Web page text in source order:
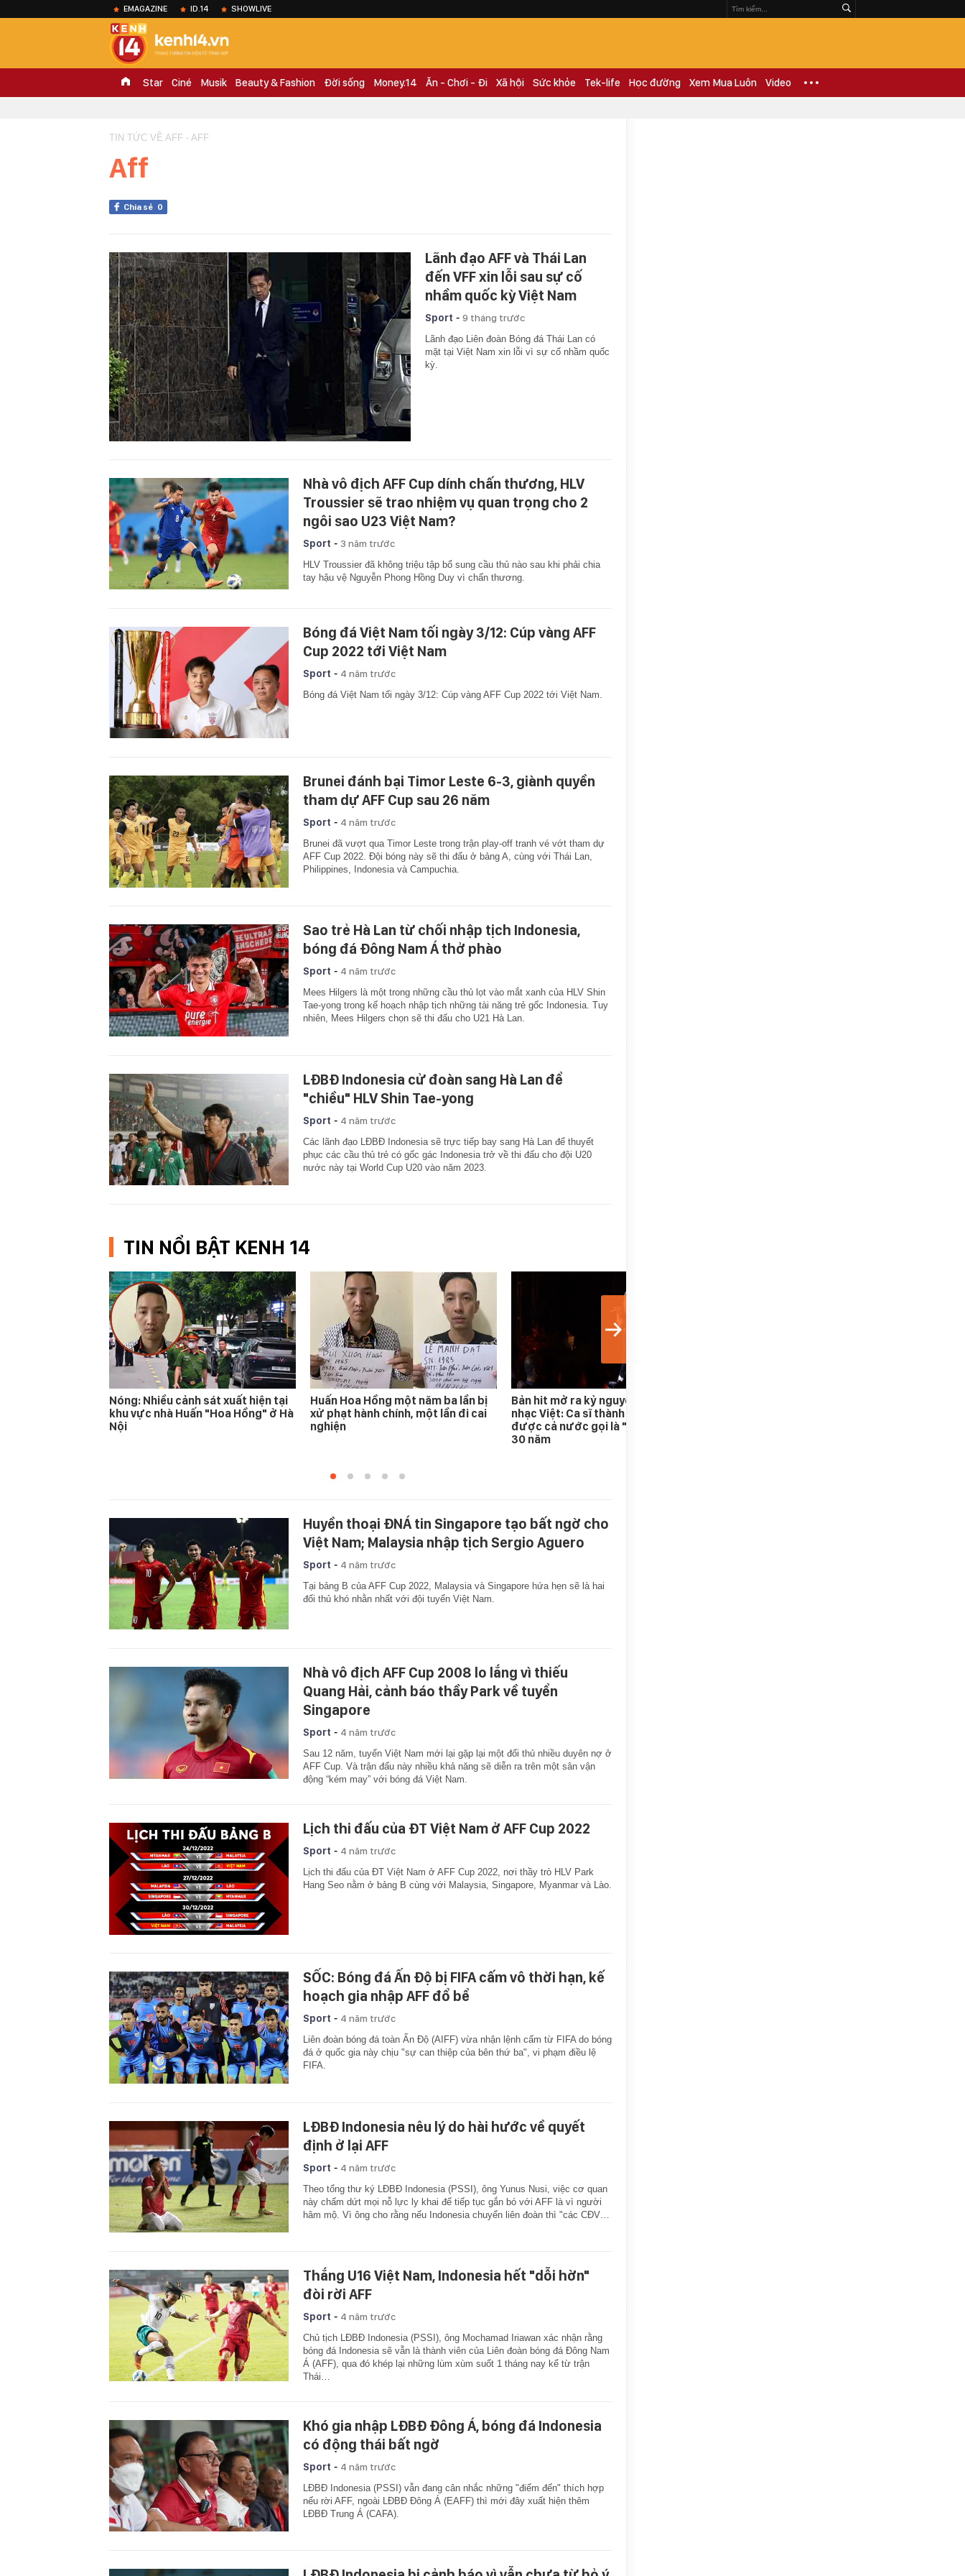
EMAGAZINE ID.14 SHOWLIVE
Star Ciné Musik Beauty & Fashion Đời sống Money.14 Ăn - Chơi - Đi Xã hội Sức khỏe Tek-life Học đường Xem Mua Luôn Video
TIN TỨC VỀ AFF - AFF
Aff
Chia sẻ 0
Lãnh đạo AFF và Thái Lan
đến VFF xin lỗi sau sự cố
nhầm quốc kỳ Việt Nam
Sport - 9 tháng trước
Lãnh đạo Liên đoàn Bóng đá Thái Lan có
mặt tại Việt Nam xin lỗi vì sự cố nhầm quốc
kỳ.
Nhà vô địch AFF Cup dính chấn thương, HLV
Troussier sẽ trao nhiệm vụ quan trọng cho 2
ngôi sao U23 Việt Nam?
Sport - 3 năm trước
HLV Troussier đã không triệu tập bổ sung cầu thủ nào sau khi phải chia
tay hậu vệ Nguyễn Phong Hồng Duy vì chấn thương.
Bóng đá Việt Nam tối ngày 3/12: Cúp vàng AFF
Cup 2022 tới Việt Nam
Sport - 4 năm trước
Bóng đá Việt Nam tối ngày 3/12: Cúp vàng AFF Cup 2022 tới Việt Nam.
Brunei đánh bại Timor Leste 6-3, giành quyền
tham dự AFF Cup sau 26 năm
Sport - 4 năm trước
Brunei đã vượt qua Timor Leste trong trận play-off tranh vé vớt tham dự
AFF Cup 2022. Đội bóng này sẽ thi đấu ở bảng A, cùng với Thái Lan,
Philippines, Indonesia và Campuchia.
Sao trẻ Hà Lan từ chối nhập tịch Indonesia,
bóng đá Đông Nam Á thở phào
Sport - 4 năm trước
Mees Hilgers là một trong những cầu thủ lọt vào mắt xanh của HLV Shin
Tae-yong trong kế hoạch nhập tịch những tài năng trẻ gốc Indonesia. Tuy
nhiên, Mees Hilgers chọn sẽ thi đấu cho U21 Hà Lan.
LĐBĐ Indonesia cử đoàn sang Hà Lan để
"chiều" HLV Shin Tae-yong
Sport - 4 năm trước
Các lãnh đạo LĐBĐ Indonesia sẽ trực tiếp bay sang Hà Lan để thuyết
phục các cầu thủ trẻ có gốc gác Indonesia trở về thi đấu cho đội U20
nước này tại World Cup U20 vào năm 2023.
TIN NỔI BẬT KENH 14
Nóng: Nhiều cảnh sát xuất hiện tại
khu vực nhà Huấn "Hoa Hồng" ở Hà
Nội
Huấn Hoa Hồng một năm ba lần bị
xử phạt hành chính, một lần đi cai
nghiện
Bản hit mở ra kỷ nguyên mới của
nhạc Việt: Ca sĩ thành hiện tượng
được cả nước gọi là "Anh Hai" gần
30 năm
Huyền thoại ĐNÁ tin Singapore tạo bất ngờ cho
Việt Nam; Malaysia nhập tịch Sergio Aguero
Sport - 4 năm trước
Tại bảng B của AFF Cup 2022, Malaysia và Singapore hứa hẹn sẽ là hai
đối thủ khó nhằn nhất với đội tuyển Việt Nam.
Nhà vô địch AFF Cup 2008 lo lắng vì thiếu
Quang Hải, cảnh báo thầy Park về tuyển
Singapore
Sport - 4 năm trước
Sau 12 năm, tuyển Việt Nam mới lại gặp lại một đối thủ nhiều duyên nợ ở
AFF Cup. Và trận đấu này nhiều khả năng sẽ diễn ra trên một sân vận
động “kém may” với bóng đá Việt Nam.
Lịch thi đấu của ĐT Việt Nam ở AFF Cup 2022
Sport - 4 năm trước
Lịch thi đấu của ĐT Việt Nam ở AFF Cup 2022, nơi thầy trò HLV Park
Hang Seo nằm ở bảng B cùng với Malaysia, Singapore, Myanmar và Lào.
SỐC: Bóng đá Ấn Độ bị FIFA cấm vô thời hạn, kế
hoạch gia nhập AFF đổ bể
Sport - 4 năm trước
Liên đoàn bóng đá toàn Ấn Độ (AIFF) vừa nhận lệnh cấm từ FIFA do bóng
đá ở quốc gia này chịu "sự can thiệp của bên thứ ba", vi phạm điều lệ
FIFA.
LĐBĐ Indonesia nêu lý do hài hước về quyết
định ở lại AFF
Sport - 4 năm trước
Theo tổng thư ký LĐBĐ Indonesia (PSSI), ông Yunus Nusi, việc cơ quan
này chấm dứt mọi nỗ lực ly khai để tiếp tục gắn bó với AFF là vì người
hâm mộ. Vì ông cho rằng nếu Indonesia chuyển liên đoàn thì "các CĐV…
Thắng U16 Việt Nam, Indonesia hết "dỗi hờn"
đòi rời AFF
Sport - 4 năm trước
Chủ tịch LĐBĐ Indonesia (PSSI), ông Mochamad Iriawan xác nhận rằng
bóng đá Indonesia sẽ vẫn là thành viên của Liên đoàn bóng đá Đông Nam
Á (AFF), qua đó khép lại những lùm xùm suốt 1 tháng nay kể từ trận
Thái…
Khó gia nhập LĐBĐ Đông Á, bóng đá Indonesia
có động thái bất ngờ
Sport - 4 năm trước
LĐBĐ Indonesia (PSSI) vẫn đang cân nhắc những "điểm đến" thích hợp
nếu rời AFF, ngoài LĐBĐ Đông Á (EAFF) thì mới đây xuất hiện thêm
LĐBĐ Trung Á (CAFA).